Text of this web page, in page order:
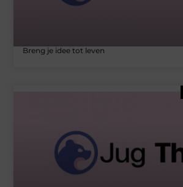
Breng je idee tot leven